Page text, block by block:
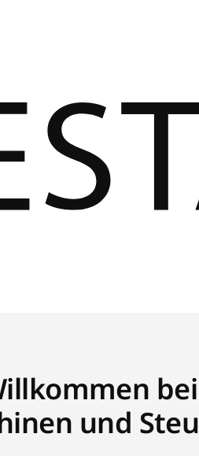
bei
und